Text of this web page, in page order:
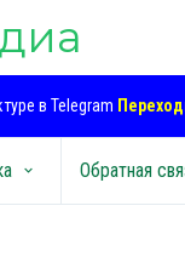
в Telegram
keyboard_arrow_down Обратная